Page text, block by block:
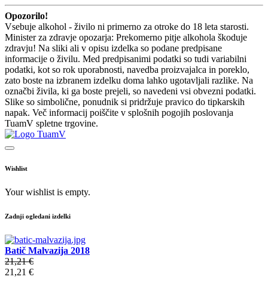
Opozorilo!
Vsebuje alkohol - živilo ni primerno za otroke do 18 leta starosti.
Minister za zdravje opozarja: Prekomerno pitje alkohola škoduje
zdravju! Na sliki ali v opisu izdelka so podane predpisane
informacije o živilu. Med predpisanimi podatki so tudi variabilni
podatki, kot so rok uporabnosti, navedba proizvajalca in poreklo,
zato boste na izbranem izdelku doma lahko ugotavljali razlike. Na
označbi živila, ki ga boste prejeli, so navedeni vsi obvezni podatki.
Slike so simbolične, ponudnik si pridržuje pravico do tipkarskih
napak. Več informacij poiščite v splošnih pogojih poslovanja
TuamV spletne trgovine.
Wishlist
Your wishlist is empty.
Zadnji ogledani izdelki
Batič Malvazija 2018
21,21 €
21,21 €